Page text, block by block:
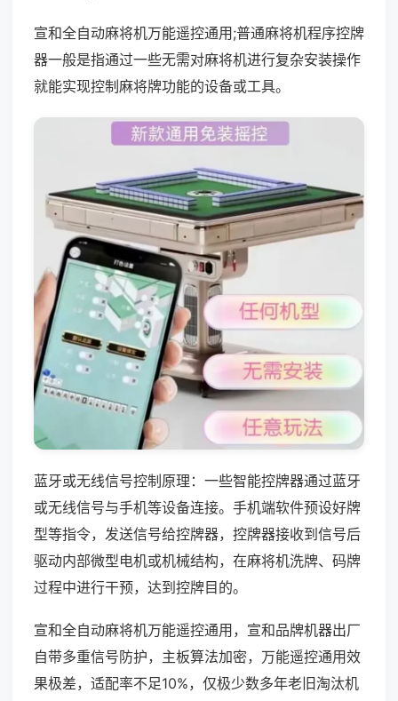
宣和全自动麻将机万能遥控通用;普通麻将机程序控牌
器一般是指通过一些无需对麻将机进行复杂安装操作
就能实现控制麻将牌功能的设备或工具。
蓝牙或无线信号控制原理：一些智能控牌器通过蓝牙
或无线信号与手机等设备连接。手机端软件预设好牌
型等指令，发送信号给控牌器，控牌器接收到信号后
驱动内部微型电机或机械结构，在麻将机洗牌、码牌
过程中进行干预，达到控牌目的。
宣和全自动麻将机万能遥控通用，宣和品牌机器出厂
自带多重信号防护，主板算法加密，万能遥控通用效
果极差，适配率不足10%，仅极少数多年老旧淘汰机